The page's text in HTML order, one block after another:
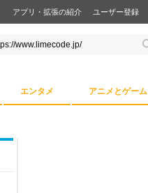
アプリ・拡張の紹介 ユーザー登録
エンタメ アニメとゲーム